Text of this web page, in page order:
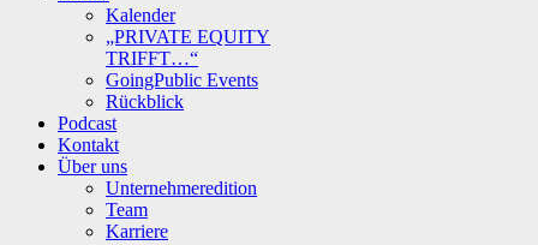
Kalender
„PRIVATE EQUITY
TRIFFT…“
GoingPublic Events
Rückblick
Podcast
Kontakt
Über uns
Unternehmeredition
Team
Karriere